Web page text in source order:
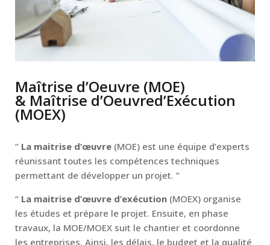
Maîtrise d’Oeuvre (MOE)
& Maîtrise d’Oeuvred’Exécution
(MOEX)
“ La maitrise d’œuvre (MOE) est une équipe d’experts
réunissant toutes les compétences techniques
permettant de développer un projet. ”
“ La maitrise d’œuvre d’exécution (MOEX) organise
les études et prépare le projet. Ensuite, en phase
travaux, la MOE/MOEX suit le chantier et coordonne
les entreprises. Ainsi, les délais, le budget et la qualité